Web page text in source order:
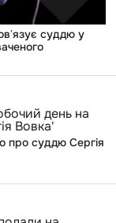
суддю у
про суддю Сергія